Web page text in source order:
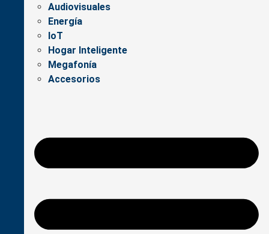
Audiovisuales
Energía
IoT
Hogar Inteligente
Megafonía
Accesorios